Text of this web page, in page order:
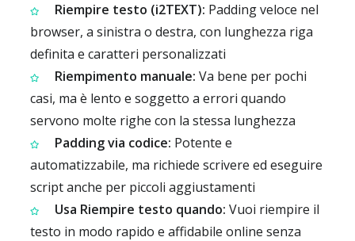
Riempire testo (i2TEXT): Padding veloce nel
browser, a sinistra o destra, con lunghezza riga
definita e caratteri personalizzati
Riempimento manuale: Va bene per pochi
casi, ma è lento e soggetto a errori quando
servono molte righe con la stessa lunghezza
Padding via codice: Potente e
automatizzabile, ma richiede scrivere ed eseguire
script anche per piccoli aggiustamenti
Usa Riempire testo quando: Vuoi riempire il
testo in modo rapido e affidabile online senza